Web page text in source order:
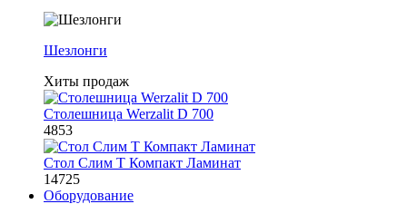
Шезлонги
Хиты продаж
Столешница Werzalit D 700
4853
Стол Слим Т Компакт Ламинат
14725
Оборудование